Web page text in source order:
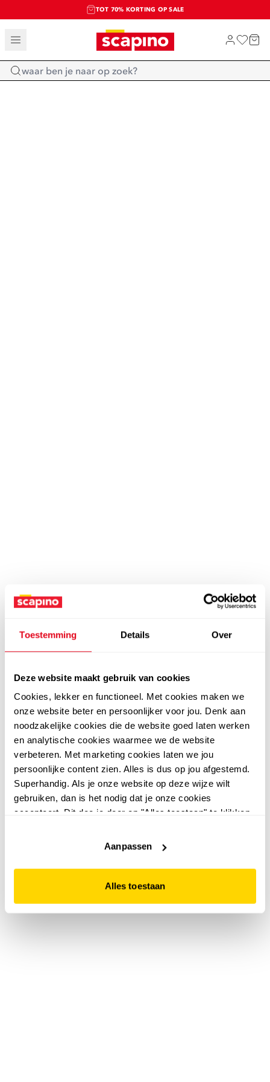
Toestemming Details Over
Deze website maakt gebruik van cookies
Cookies, lekker en functioneel. Met cookies maken we
onze website beter en persoonlijker voor jou. Denk aan
noodzakelijke cookies die de website goed laten werken
en analytische cookies waarmee we de website
verbeteren. Met marketing cookies laten we jou
persoonlijke content zien. Alles is dus op jou afgestemd.
Superhandig. Als je onze website op deze wijze wilt
gebruiken, dan is het nodig dat je onze cookies
accepteert. Dit doe je door op "Alles toestaan" te klikken.
website niet optimaal functioneert.
Aanpassen
Alles toestaan
TOT 70% KORTING OP SALE
SALE: LAATSTE KANS!
SHOP NIEUW
Home